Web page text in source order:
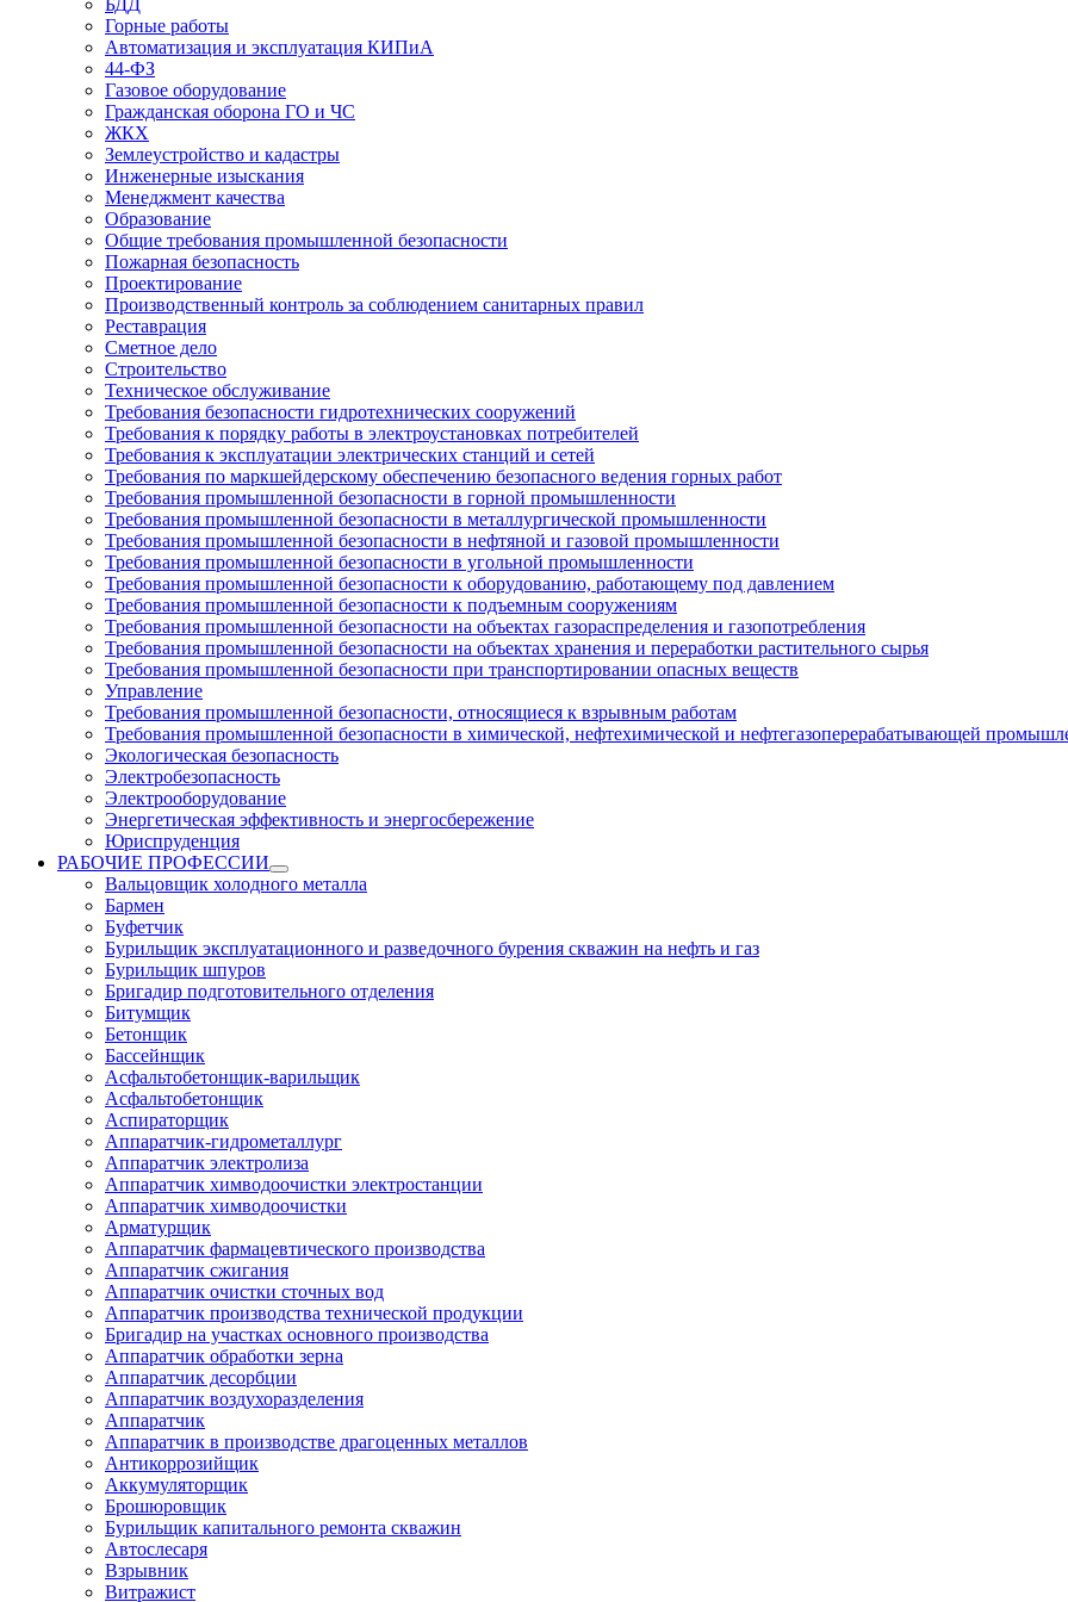
БДД
Горные работы
Автоматизация и эксплуатация КИПиА
44-ФЗ
Газовое оборудование
Гражданская оборона ГО и ЧС
ЖКХ
Землеустройство и кадастры
Инженерные изыскания
Менеджмент качества
Образование
Общие требования промышленной безопасности
Пожарная безопасность
Проектирование
Производственный контроль за соблюдением санитарных правил
Реставрация
Сметное дело
Строительство
Техническое обслуживание
Требования безопасности гидротехнических сооружений
Требования к порядку работы в электроустановках потребителей
Требования к эксплуатации электрических станций и сетей
Требования по маркшейдерскому обеспечению безопасного ведения горных работ
Требования промышленной безопасности в горной промышленности
Требования промышленной безопасности в металлургической промышленности
Требования промышленной безопасности в нефтяной и газовой промышленности
Требования промышленной безопасности в угольной промышленности
Требования промышленной безопасности к оборудованию, работающему под давлением
Требования промышленной безопасности к подъемным сооружениям
Требования промышленной безопасности на объектах газораспределения и газопотребления
Требования промышленной безопасности на объектах хранения и переработки растительного сырья
Требования промышленной безопасности при транспортировании опасных веществ
Управление
Требования промышленной безопасности, относящиеся к взрывным работам
Требования промышленной безопасности в химической, нефтехимической и нефтегазоперерабатывающей
Экологическая безопасность
Электробезопасность
Электрооборудование
Энергетическая эффективность и энергосбережение
Юриспруденция
РАБОЧИЕ ПРОФЕССИИ
Вальцовщик холодного металла
Бармен
Буфетчик
Бурильщик эксплуатационного и разведочного бурения скважин на нефть и газ
Бурильщик шпуров
Бригадир подготовительного отделения
Битумщик
Бетонщик
Бассейнщик
Асфальтобетонщик-варильщик
Асфальтобетонщик
Аспираторщик
Аппаратчик-гидрометаллург
Аппаратчик электролиза
Аппаратчик химводоочистки электростанции
Аппаратчик химводоочистки
Арматурщик
Аппаратчик фармацевтического производства
Аппаратчик сжигания
Аппаратчик очистки сточных вод
Аппаратчик производства технической продукции
Бригадир на участках основного производства
Аппаратчик обработки зерна
Аппаратчик десорбции
Аппаратчик воздухоразделения
Аппаратчик
Аппаратчик в производстве драгоценных металлов
Антикоррозийщик
Аккумуляторщик
Брошюровщик
Бурильщик капитального ремонта скважин
Автослесаря
Взрывник
Витражист